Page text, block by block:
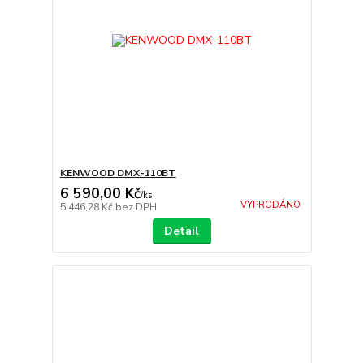
KENWOOD DMX-110BT
6 590,00 Kč/ks
5 446,28 Kč bez DPH VYPRODÁNO
Detail